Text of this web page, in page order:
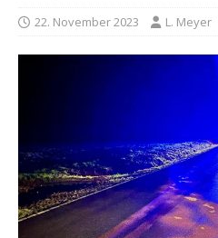
22. November 2023 L. Meyer